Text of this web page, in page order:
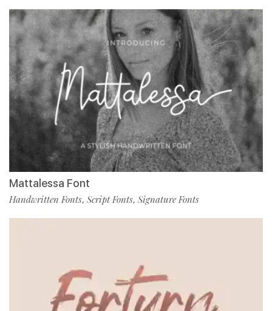
Mattalessa Font
Handwritten Fonts, Script Fonts, Signature Fonts